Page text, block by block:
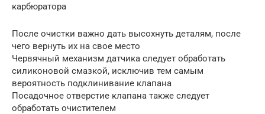
карбюратора
После очистки важно дать высохнуть деталям, после
чего вернуть их на свое место
Червячный механизм датчика следует обработать
силиконовой смазкой, исключив тем самым
вероятность подклинивание клапана
Посадочное отверстие клапана также следует
обработать очистителем